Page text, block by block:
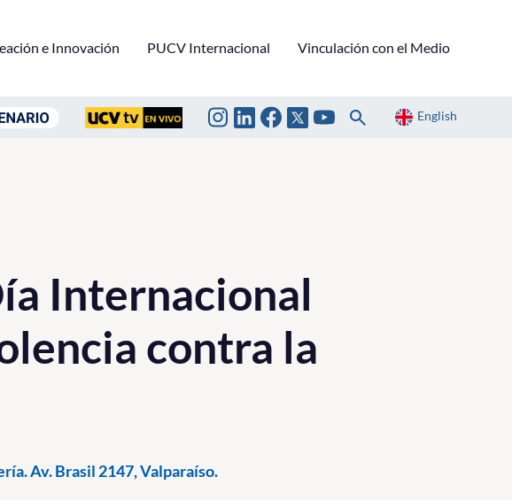
e Innovación PUCV Internacional Vinculación con el Medio
English
Internacional
contra la
Av. Brasil 2147, Valparaíso.